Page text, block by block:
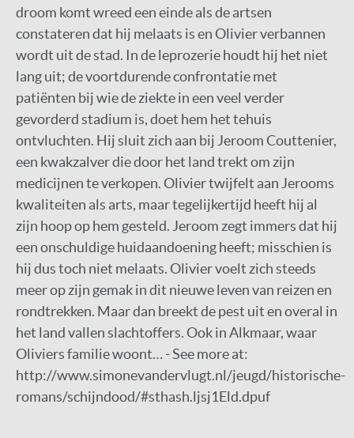
droom komt wreed een einde als de artsen
constateren dat hij melaats is en Olivier verbannen
wordt uit de stad. In de leprozerie houdt hij het niet
lang uit; de voortdurende confrontatie met
patiënten bij wie de ziekte in een veel verder
gevorderd stadium is, doet hem het tehuis
ontvluchten. Hij sluit zich aan bij Jeroom Couttenier,
een kwakzalver die door het land trekt om zijn
medicijnen te verkopen. Olivier twijfelt aan Jerooms
kwaliteiten als arts, maar tegelijkertijd heeft hij al
zijn hoop op hem gesteld. Jeroom zegt immers dat hij
een onschuldige huidaandoening heeft; misschien is
hij dus toch niet melaats. Olivier voelt zich steeds
meer op zijn gemak in dit nieuwe leven van reizen en
rondtrekken. Maar dan breekt de pest uit en overal in
het land vallen slachtoffers. Ook in Alkmaar, waar
Oliviers familie woont… - See more at:
http://www.simonevandervlugt.nl/jeugd/historische-
romans/schijndood/#sthash.ljsj1Eld.dpuf